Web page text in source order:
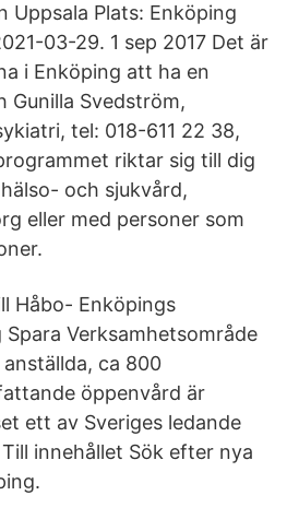
Uppsala Plats: Enköping
03-29. 1 sep 2017 Det är
i Enköping att ha en
Gunilla Svedström,
tel: 018-611 22 38,
riktar sig till dig
och sjukvård,
eller med personer som
Håbo- Enköpings
Verksamhetsområde
ca 800
öppenvård är
ett av Sveriges ledande
innehållet Sök efter nya